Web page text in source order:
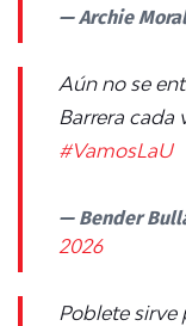
— Archie
Aún no se
Barrera cada
#VamosLaU
— Bender
2026
Poblete sirve